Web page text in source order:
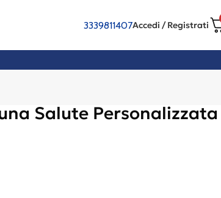
3339811407Accedi / Registrati
Salute Personalizzata